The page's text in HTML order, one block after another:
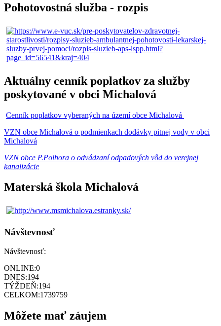
Pohotovostná služba - rozpis
Aktuálny cenník poplatkov za služby
poskytované v obci Michalová
Cenník poplatkov vyberaných na území obce Michalová
VZN obce Michalová o podmienkach dodávky pitnej vody v obci
Michalová
VZN obce P.Polhora o odvádzaní odpadových vôd do verejnej
kanalizácie
Materská škola Michalová
Návštevnosť
Návštevnosť:
ONLINE:0
DNES:194
TÝŽDEŇ:194
CELKOM:1739759
Môžete mať záujem